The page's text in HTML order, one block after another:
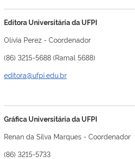
Editora Universitária da UFPI
Olívia Perez - Coordenador
(86) 3215-5688 (Ramal 5688)
editora@ufpi.edu.br
Gráfica Universitária da UFPI
Renan da Silva Marques - Coordenador
(86) 3215-5733